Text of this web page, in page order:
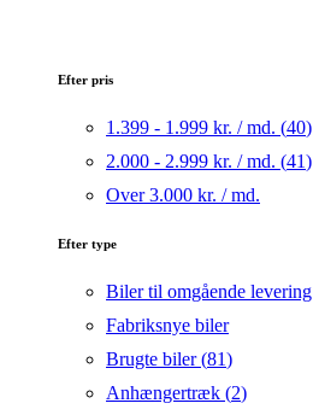
Efter pris
1.399 - 1.999 kr. / md. (40)
2.000 - 2.999 kr. / md. (41)
Over 3.000 kr. / md.
Efter type
Biler til omgående levering
Fabriksnye biler
Brugte biler (81)
Anhængertræk (2)